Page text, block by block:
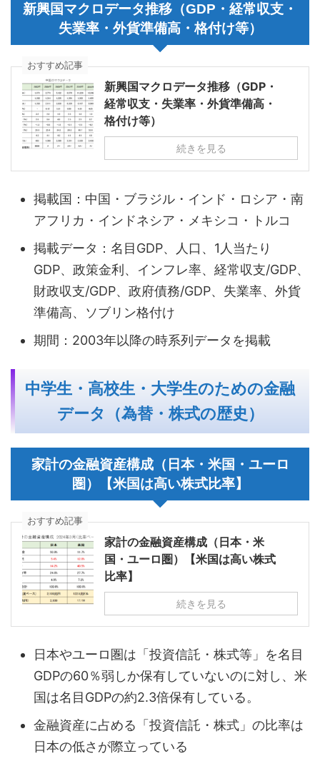
新興国マクロデータ推移（GDP・経常収支・
失業率・外貨準備高・格付け等）
おすすめ記事
新興国マクロデータ推移（GDP・
経常収支・失業率・外貨準備高・
格付け等）
続きを見る
掲載国：中国・ブラジル・インド・ロシア・南
アフリカ・インドネシア・メキシコ・トルコ
掲載データ：名目GDP、人口、1人当たり
GDP、政策金利、インフレ率、経常収支/GDP、
財政収支/GDP、政府債務/GDP、失業率、外貨
準備高、ソブリン格付け
期間：2003年以降の時系列データを掲載
中学生・高校生・大学生のための金融
データ（為替・株式の歴史）
家計の金融資産構成（日本・米国・ユーロ
圏）【米国は高い株式比率】
おすすめ記事
家計の金融資産構成（日本・米
国・ユーロ圏）【米国は高い株式
比率】
続きを見る
日本やユーロ圏は「投資信託・株式等」を名目
GDPの60％弱しか保有していないのに対し、米
国は名目GDPの約2.3倍保有している。
金融資産に占める「投資信託・株式」の比率は
日本の低さが際立っている